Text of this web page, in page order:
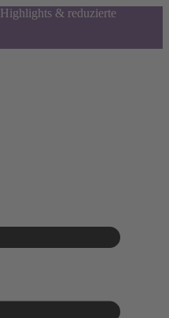
& reduzierte